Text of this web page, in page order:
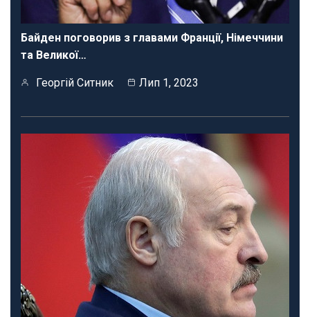
Байден поговорив з главами Франції, Німеччини
та Великої…
Георгій Ситник Лип 1, 2023